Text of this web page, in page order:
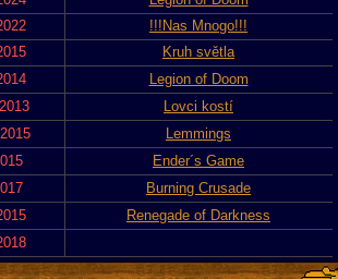
!!!Nas Mnogo!!!
Kruh světla
Legion of Doom
Lovci kostí
Lemmings
Ender´s Game
Burning Crusade
Renegade of Darkness